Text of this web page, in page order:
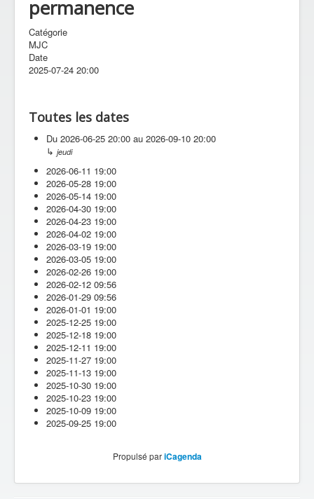
permanence
Catégorie
MJC
Date
2025-07-24 20:00
Toutes les dates
Du 2026-06-25 20:00 au 2026-09-10 20:00
↳ jeudi
2026-06-11 19:00
2026-05-28 19:00
2026-05-14 19:00
2026-04-30 19:00
2026-04-23 19:00
2026-04-02 19:00
2026-03-19 19:00
2026-03-05 19:00
2026-02-26 19:00
2026-02-12 09:56
2026-01-29 09:56
2026-01-01 19:00
2025-12-25 19:00
2025-12-18 19:00
2025-12-11 19:00
2025-11-27 19:00
2025-11-13 19:00
2025-10-30 19:00
2025-10-23 19:00
2025-10-09 19:00
2025-09-25 19:00
Propulsé pariCagenda